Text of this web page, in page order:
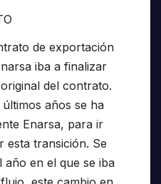
de exportación
iba a finalizar
del contrato.
años se ha
Enarsa, para ir
esta transición. Se
en el que se iba